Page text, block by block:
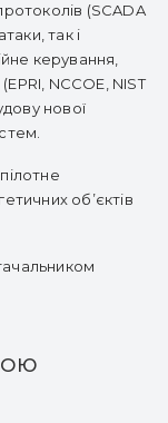
(SCADA
так і
керування,
NCCOE, NIST
нової
об’єктів